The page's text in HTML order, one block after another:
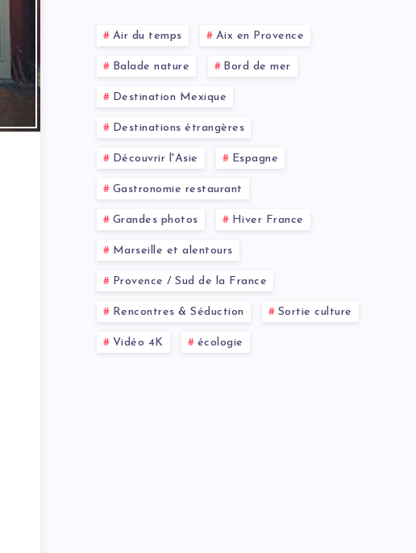
Air du temps Aix en Provence
Balade nature Bord de mer
Destination Mexique
Destinations étrangères
Découvrir l'Asie Espagne
Gastronomie restaurant
Grandes photos Hiver France
Marseille et alentours
Provence / Sud de la France
Rencontres & Séduction Sortie culture
Vidéo 4K écologie